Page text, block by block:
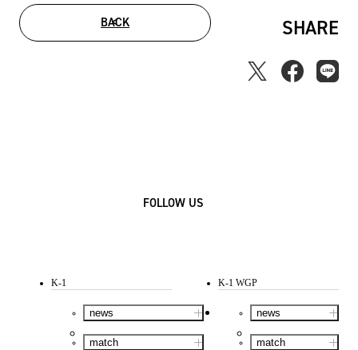
BACK SHARE
FOLLOW US
K-1
news
match
K-1 WGP
news
match